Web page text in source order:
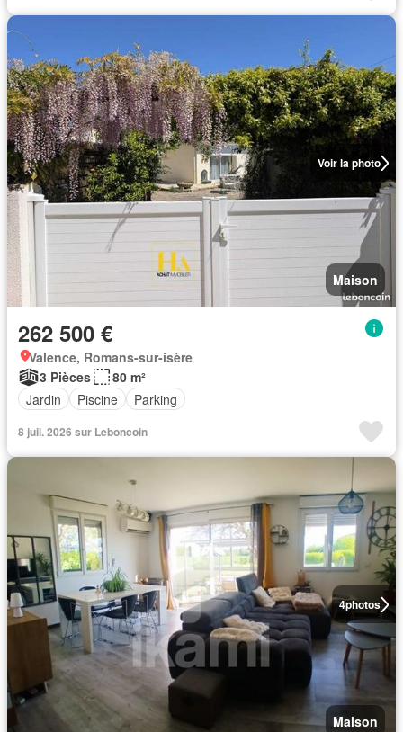
Voir la photo
Maison
262 500 €
Valence, Romans-sur-isère
3 Pièces
80 m²
Jardin
Piscine Parking
8 juil. 2026 sur Leboncoin
4photos
Maison